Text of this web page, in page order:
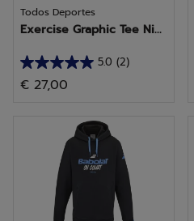
Todos Deportes
Exercise Graphic Tee Ni...
5.0 (2)
5.0
de
estrellas.
reseñas
€ 27,00